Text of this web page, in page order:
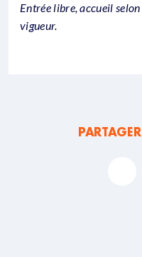
Entrée libre, accueil
vigueur.